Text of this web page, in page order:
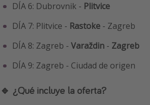
DÍA 6: Dubrovnik - Plitvice
DÍA 7: Plitvice - Rastoke - Zagreb
DÍA 8: Zagreb - Varaždin - Zagreb
DÍA 9: Zagreb - Ciudad de origen
🔹 ¿Qué incluye la oferta?